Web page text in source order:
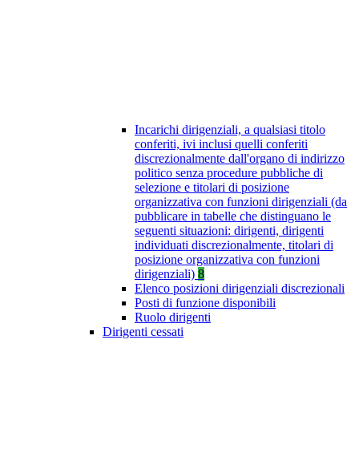
Incarichi dirigenziali, a qualsiasi titolo
conferiti, ivi inclusi quelli conferiti
discrezionalmente dall'organo di indirizzo
politico senza procedure pubbliche di
selezione e titolari di posizione
organizzativa con funzioni dirigenziali (da
pubblicare in tabelle che distinguano le
seguenti situazioni: dirigenti, dirigenti
individuati discrezionalmente, titolari di
posizione organizzativa con funzioni
dirigenziali) 8
Elenco posizioni dirigenziali discrezionali
Posti di funzione disponibili
Ruolo dirigenti
Dirigenti cessati